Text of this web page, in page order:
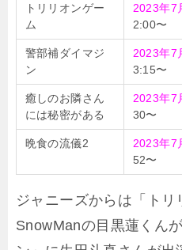
トリリオンゲー
ム
2023年7
2:00〜
警部補ダイマジ
ン
2023年7
3:15〜
癒しのお隣さん
には秘密がある
2023年7
30〜
晩食の流儀2 2023年7
52〜
ジャニーズからは「トリ
SnowManの目黒蓮くん